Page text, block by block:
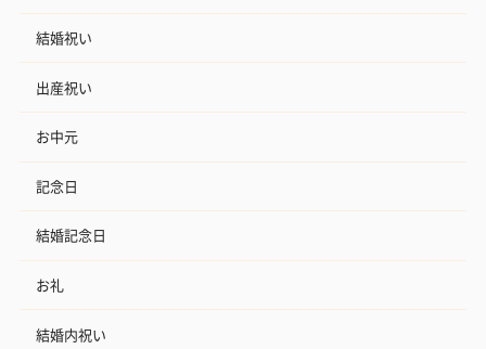
結婚祝い
出産祝い
お中元
記念日
結婚記念日
お礼
結婚内祝い